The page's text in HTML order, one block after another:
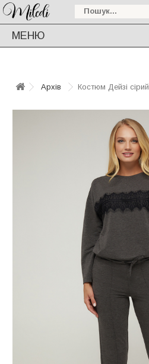
МЕНЮ
Архів Костюм Дейзі сірий